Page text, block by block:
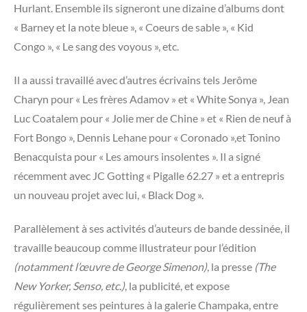
Hurlant. Ensemble ils signeront une dizaine d’albums dont
« Barney et la note bleue », « Coeurs de sable », « Kid
Congo », « Le sang des voyous », etc.
Il a aussi travaillé avec d’autres écrivains tels Jerôme
Charyn pour « Les frères Adamov » et « White Sonya », Jean
Luc Coatalem pour « Jolie mer de Chine » et « Rien de neuf à
Fort Bongo », Dennis Lehane pour « Coronado »,et Tonino
Benacquista pour « Les amours insolentes ». Il a signé
récemment avec JC Gotting « Pigalle 62.27 » et a entrepris
un nouveau projet avec lui, « Black Dog ».
Parallèlement à ses activités d’auteurs de bande dessinée, il
travaille beaucoup comme illustrateur pour l’édition
(notamment l’œuvre de George Simenon), la presse (The
New Yorker, Senso, etc.), la publicité, et expose
régulièrement ses peintures à la galerie Champaka, entre